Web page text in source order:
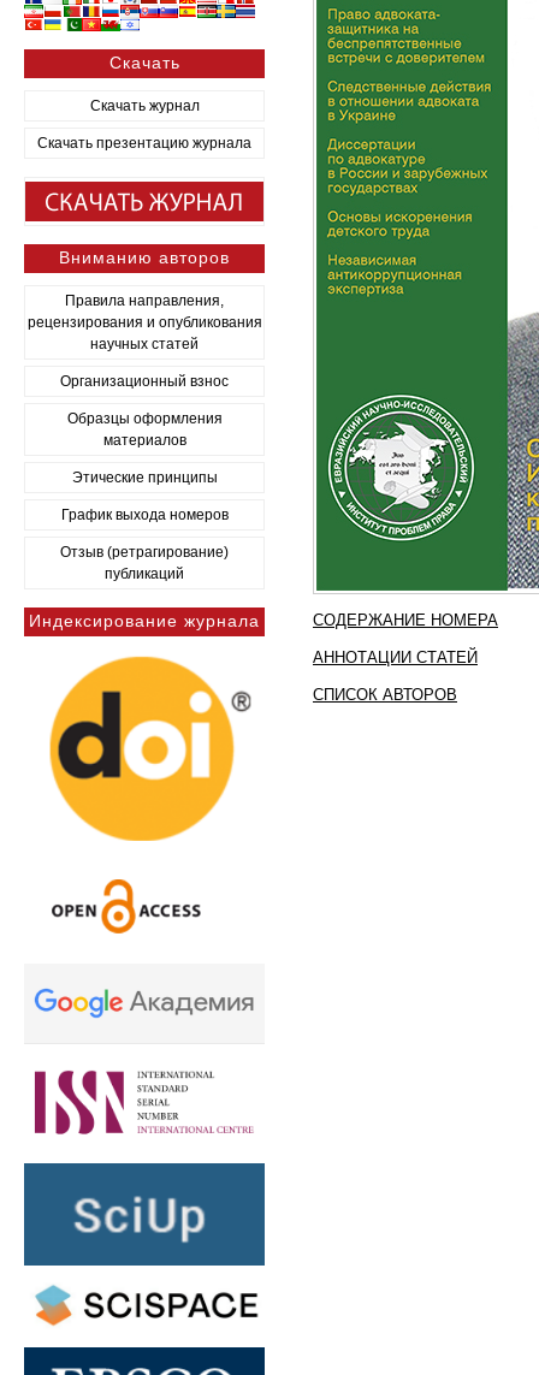
Скачать
Скачать журнал
Скачать презентацию журнала
Вниманию авторов
Правила направления,
рецензирования и опубликования
научных статей
Организационный взнос
Образцы оформления
материалов
Этические принципы
График выхода номеров
Отзыв (ретрагирование)
публикаций
Индексирование журнала СОДЕРЖАНИЕ НОМЕРА
АННОТАЦИИ СТАТЕЙ
СПИСОК АВТОРОВ